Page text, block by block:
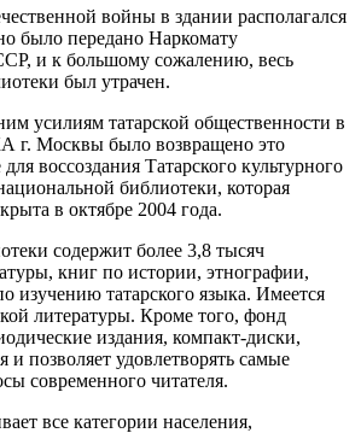
войны в здании располагался
было передано Наркомату
и к большому сожалению, весь
был утрачен.
усилиям татарской общественности в
г. Москвы было возвращено это
воссоздания Татарского культурного
библиотеки, которая
в октябре 2004 года.
содержит более 3,8 тысяч
книг по истории, этнографии,
изучению татарского языка. Имеется
литературы. Кроме того, фонд
издания, компакт-диски,
и позволяет удовлетворять самые
современного читателя.
все категории населения,